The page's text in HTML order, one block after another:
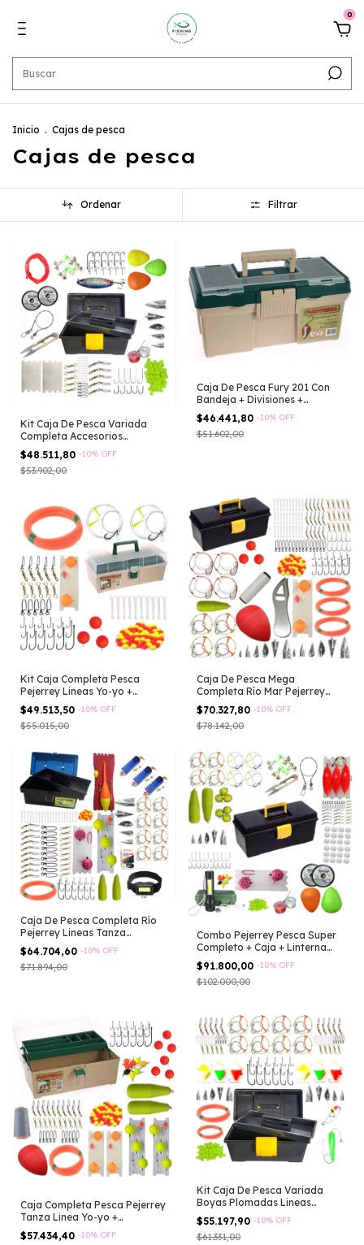
0
Inicio . Cajas de pesca
Cajas de pesca
Ordenar Filtrar
Kit Caja De Pesca Variada
Completa Accesorios
Infaltables
$48.511,80 -10% OFF
$53.902,00
Caja De Pesca Fury 201 Con
Bandeja + Divisiones +
Gavetero
$46.441,80 -10% OFF
$51.602,00
Kit Caja Completa Pesca
Pejerrey Lineas Yo-yo +
Articulos
$49.513,50 -10% OFF
$55.015,00
Caja De Pesca Mega
Completa Río Mar Pejerrey
Lineas Tanza Anzuelos
Plomadas Boyas Descamador
Hilo Elastico Mosquetones
$70.327,80 -10% OFF
$78.142,00
Caja De Pesca Completa Río
Pejerrey Lineas Tanza
Linterna
$64.704,60 -10% OFF
$71.894,00
Combo Pejerrey Pesca Super
Completo + Caja + Linterna
Lineas
$91.800,00 -10% OFF
$102.000,00
Caja Completa Pesca Pejerrey
Tanza Linea Yo-yo +
Accesorios
$57.434,40 -10% OFF
Kit Caja De Pesca Variada
Boyas Plomadas Lineas
Anzuelos Negro
$55.197,90 -10% OFF
$61.331,00